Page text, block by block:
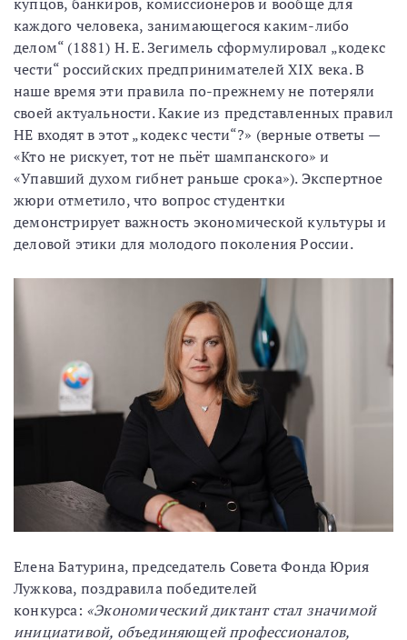
каждого человека, занимающегося каким-либо
делом“ (1881) Н. Е. Зегимель сформулировал „кодекс
чести“ российских предпринимателей XIX века. В
наше время эти правила по-прежнему не потеряли
своей актуальности. Какие из представленных правил
НЕ входят в этот „кодекс чести“?» (верные ответы —
«Кто не рискует, тот не пьёт шампанского» и
«Упавший духом гибнет раньше срока»). Экспертное
жюри отметило, что вопрос студентки
демонстрирует важность экономической культуры и
деловой этики для молодого поколения России.
Елена Батурина, председатель Совета Фонда Юрия
Лужкова, поздравила победителей
конкурса: «Экономический диктант стал значимой
инициативой, объединяющей профессионалов,